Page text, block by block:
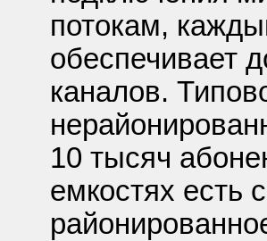
потокам,
обеспечивает
каналов.
10 тысяч
емкостях есть